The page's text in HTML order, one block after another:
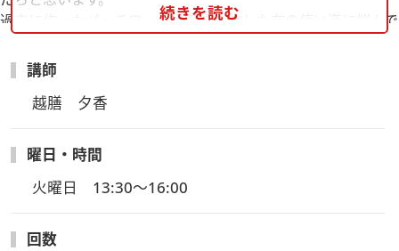
過去に作ったパッチワークや刺繍を施した布の使い道に悩んで
か。
新入生講座内容：口金つき製図キットを使用して、『がまぐち
型紙を作ります。
続きを読む
講師
越膳　夕香
曜日・時間
火曜日　13:30～16:00
回数